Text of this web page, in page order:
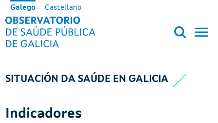
Ir o contido principal
Galego Castellano
OBSERVATORIO DE SALUD
SITUACIÓN DA SAÚDE EN GALICIA
Indicadores